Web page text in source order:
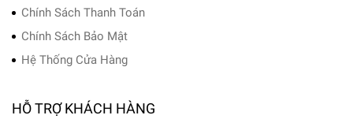
Chính Sách Thanh Toán
Chính Sách Bảo Mật
Hệ Thống Cửa Hàng
HỖ TRỢ KHÁCH HÀNG